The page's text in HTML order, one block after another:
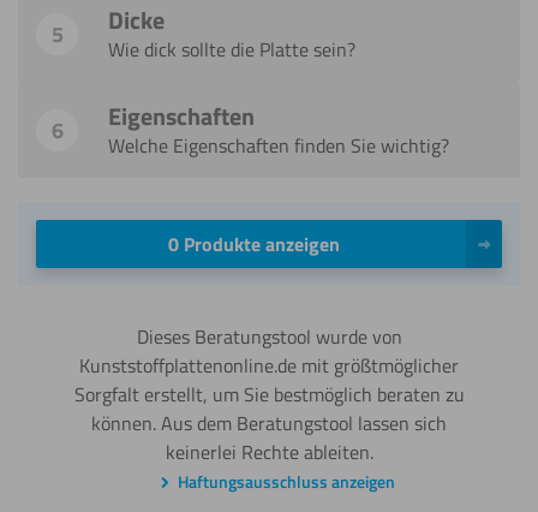
5 Dicke
Wie dick sollte die Platte sein?
6 Eigenschaften
Welche Eigenschaften finden Sie wichtig?
0 Produkte anzeigen
Dieses Beratungstool wurde von
Kunststoffplattenonline.de mit größtmöglicher
Sorgfalt erstellt, um Sie bestmöglich beraten zu
können. Aus dem Beratungstool lassen sich
keinerlei Rechte ableiten.
Haftungsausschluss anzeigen